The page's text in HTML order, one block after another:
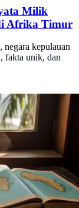
Milik
Afrika Timur
negara kepulauan
fakta unik, dan